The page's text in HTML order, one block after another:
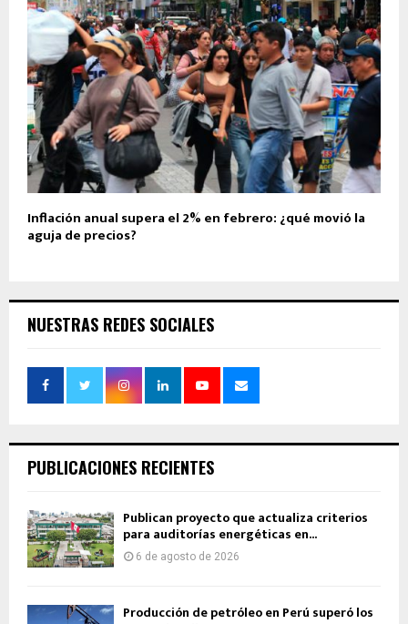
Inflación anual supera el 2% en febrero: ¿qué movió la
aguja de precios?
NUESTRAS REDES SOCIALES
PUBLICACIONES RECIENTES
Publican proyecto que actualiza criterios
para auditorías energéticas en...
6 de agosto de 2026
Producción de petróleo en Perú superó los